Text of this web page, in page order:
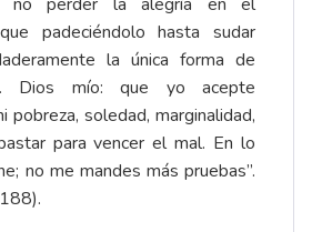
padeciéndolo hasta sudar
la única forma de
Dios mío: que yo acepte
pobreza, soledad, marginalidad,
para vencer el mal. En lo
no me mandes más pruebas”.